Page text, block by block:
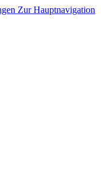
Zur Hauptnavigation